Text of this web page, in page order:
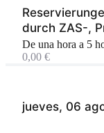
jueves, 06
durch ZAS-,
De una hora a 5
0,00 €